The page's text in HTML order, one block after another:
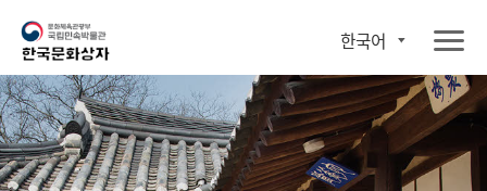
한국어